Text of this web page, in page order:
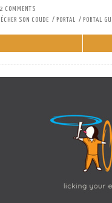
2 COMMENTS
LÉCHER SON COUDE PORTAL PORTAL